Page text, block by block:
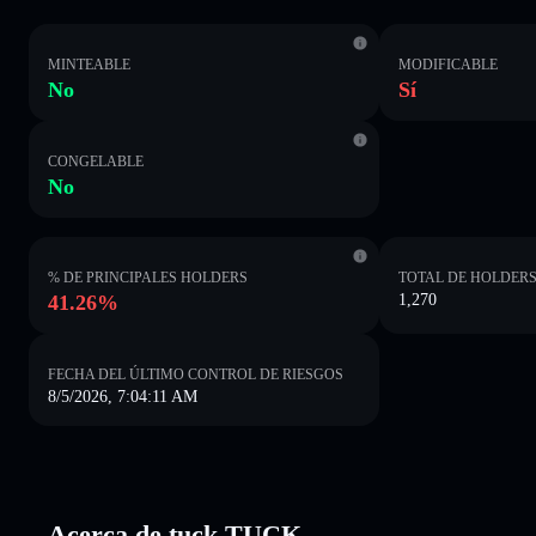
MINTEABLE
No
MODIFICABLE
Sí
CONGELABLE
No
% DE PRINCIPALES HOLDERS
41.26%
TOTAL DE
1,270
FECHA DEL ÚLTIMO CONTROL DE RIESGOS
8/5/2026, 7:04:11 AM